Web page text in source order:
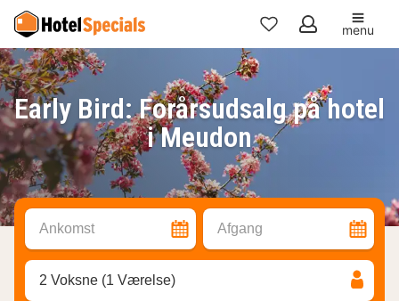
Mine
favoritter
menu
Early Bird: Forårsudsalg på hotel
i Meudon
Ankomst Afgang
2 Voksne (1 Værelse)